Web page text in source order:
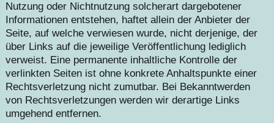
Nutzung oder Nichtnutzung solcherart dargebotener
Informationen entstehen, haftet allein der Anbieter der
Seite, auf welche verwiesen wurde, nicht derjenige, der
über Links auf die jeweilige Veröffentlichung lediglich
verweist. Eine permanente inhaltliche Kontrolle der
verlinkten Seiten ist ohne konkrete Anhaltspunkte einer
Rechtsverletzung nicht zumutbar. Bei Bekanntwerden
von Rechtsverletzungen werden wir derartige Links
umgehend entfernen.